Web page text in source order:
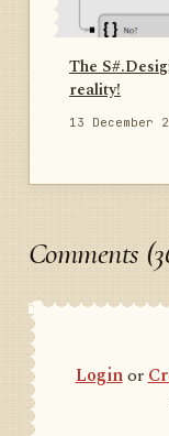
The
reality!
13 December
Comments
Loginor